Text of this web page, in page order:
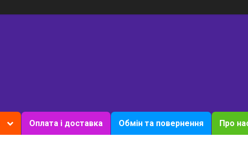
Оплата і доставка Обмін та повернення Про